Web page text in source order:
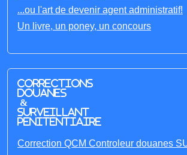
...ou l'art de devenir agent administratif!
Un livre, un poney, un concours
Corrections
Douanes
&
Surveillant
penitentiaire
Correction QCM Controleur douanes